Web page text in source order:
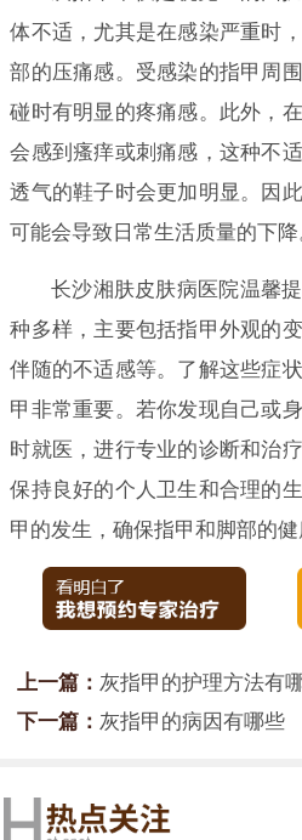
体不适，尤其是在感染严重时
部的压痛感。受感染的指甲周
碰时有明显的疼痛感。此外，
会感到瘙痒或刺痛感，这种不
透气的鞋子时会更加明显。因
可能会导致日常生活质量的下降
长沙湘肤皮肤病医院温馨
种多样，主要包括指甲外观的
伴随的不适感等。了解这些症
甲非常重要。若你发现自己或
时就医，进行专业的诊断和治
保持良好的个人卫生和合理的
甲的发生，确保指甲和脚部的健
上一篇： 灰指甲的护理方法有
下一篇： 灰指甲的病因有哪些